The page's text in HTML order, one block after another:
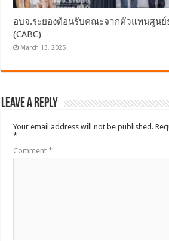
อบจ.ระยองต้อนรับคณะจากตัวแทนศูนย์
(CABC)
March 13, 2025
Leave a Reply
Your email address will not be published.
*
Comment*